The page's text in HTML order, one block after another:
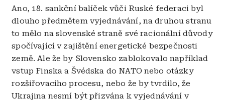
Ano, 18. sankční balíček vůči Ruské federaci byl
dlouho předmětem vyjednávání, na druhou stranu
to mělo na slovenské straně své racionální důvody
spočívající v zajištění energetické bezpečnosti
země. Ale že by Slovensko zablokovalo například
vstup Finska a Švédska do NATO nebo otázky
rozšiřovacího procesu, nebo že by tvrdilo, že
Ukrajina nesmí být přizvána k vyjednávání v